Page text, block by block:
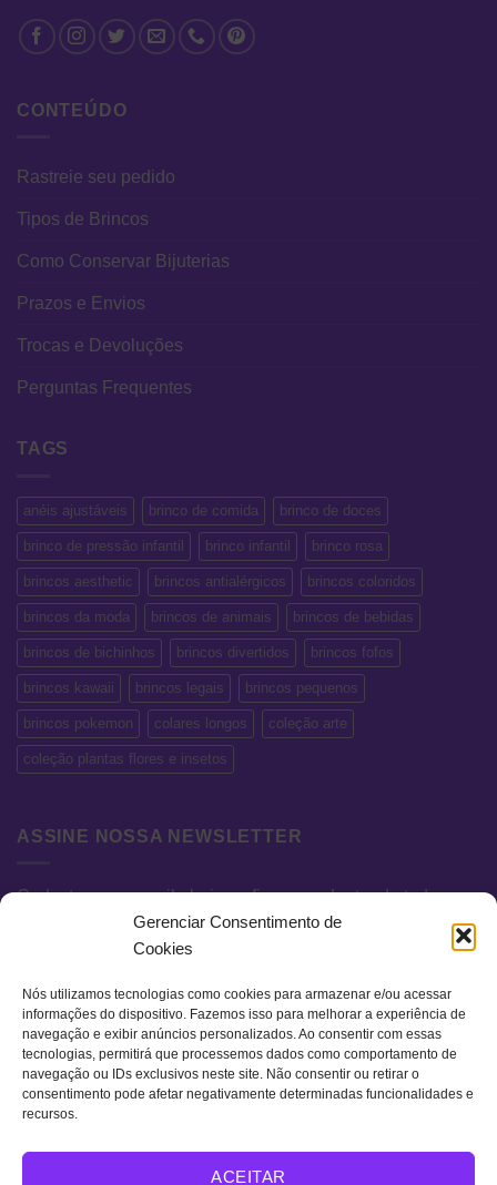
Gerenciar Consentimento de
Cookies
Nós utilizamos tecnologias como cookies para armazenar e/ou acessar
informações do dispositivo. Fazemos isso para melhorar a experiência de
navegação e exibir anúncios personalizados. Ao consentir com essas
tecnologias, permitirá que processemos dados como comportamento de
navegação ou IDs exclusivos neste site. Não consentir ou retirar o
consentimento pode afetar negativamente determinadas funcionalidades e
recursos.
ACEITAR
CONTEÚDO
Rastreie seu pedido
Tipos de Brincos
Como Conservar Bijuterias
Prazos e Envios
Trocas e Devoluções
Perguntas Frequentes
TAGS
anéis ajustáveis brinco de comida brinco de doces
brinco de pressão infantil brinco infantil brinco rosa
brincos aesthetic brincos antialérgicos brincos coloridos
brincos da moda brincos de animais brincos de bebidas
brincos de bichinhos brincos divertidos brincos fofos
brincos kawaii brincos legais brincos pequenos
brincos pokemon colares longos coleção arte
coleção plantas flores e insetos
ASSINE NOSSA NEWSLETTER
Cadastre seu e-mail abaixo e fique por dentro de todas as
novidades e promoções exclusivas.
Visa MasterCard